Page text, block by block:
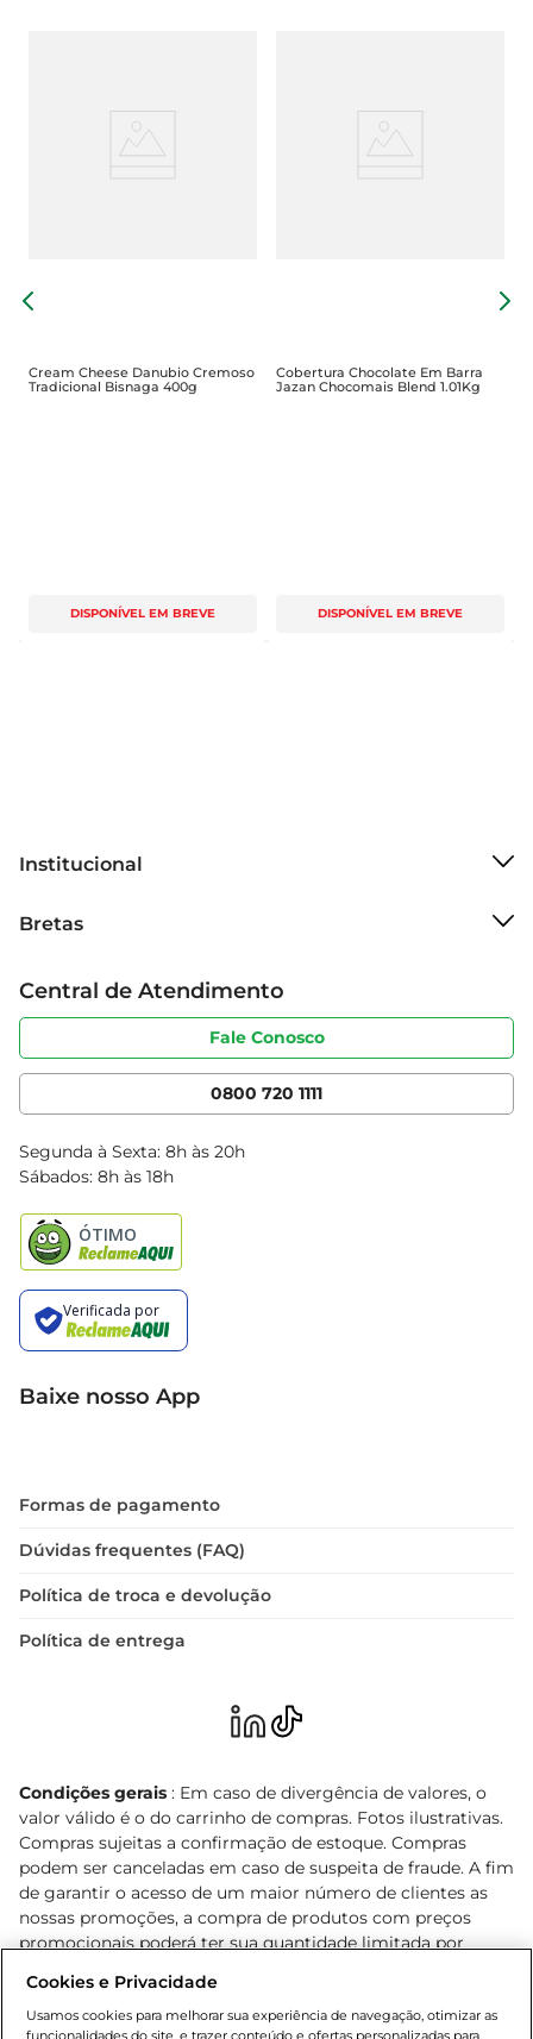
Cream Cheese Danubio Cremoso
Tradicional Bisnaga 400g
DISPONÍVEL EM BREVE
Cobertura Chocolate Em Barra
Jazan Chocomais Blend 1.01Kg
DISPONÍVEL EM BREVE
Institucional
Grupo Cencosud
Sobre privacidade
Portal do fornecedor
Cencosud Media
Bretas
Produtos Bretas
Código de ética
Serviços
Clube Bretas
Blog Bretas
Black Friday
Central de Atendimento
Fale Conosco
0800 720 1111
Segunda à Sexta: 8h às 20h
Sábados: 8h às 18h
Baixe nosso App
Formas de pagamento
Dúvidas frequentes (FAQ)
Política de troca e devolução
Política de entrega
Condições gerais : Em caso de divergência de valores, o
valor válido é o do carrinho de compras. Fotos ilustrativas.
Compras sujeitas a confirmação de estoque. Compras
podem ser canceladas em caso de suspeita de fraude. A fim
de garantir o acesso de um maior número de clientes as
nossas promoções, a compra de produtos com preços
promocionais poderá ter sua quantidade limitada por
o e-commerce e válidos durante o dia de hoje, podendo
sofrer alterações sem prévia notificação. Proibida a venda
Cookies e Privacidade
Usamos cookies para melhorar sua experiência de navegação, otimizar as
funcionalidades do site, e trazer conteúdo e ofertas personalizadas para